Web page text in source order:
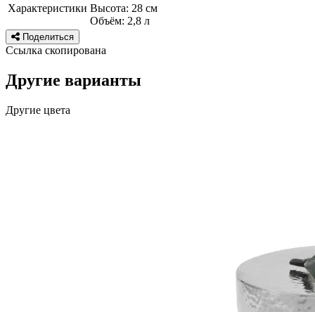
Характеристики Высота: 28 см
Объём: 2,8 л
Поделиться
Ссылка скопирована
Другие варианты
Другие цвета